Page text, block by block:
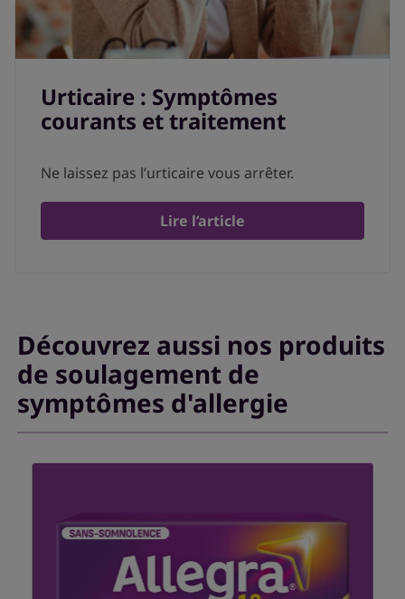
Urticaire : Symptômes
courants et traitement
Ne laissez pas l’urticaire vous arrêter.
Lire l’article
Découvrez aussi nos produits
de soulagement de
symptômes d'allergie